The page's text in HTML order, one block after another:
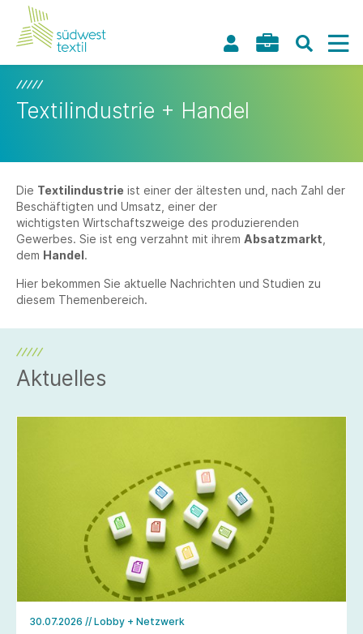
Textilindustrie + Handel
Die Textilindustrie ist einer der ältesten und, nach Zahl der
Beschäftigten und Umsatz, einer der
wichtigsten Wirtschaftszweige des produzierenden
Gewerbes. Sie ist eng verzahnt mit ihrem Absatzmarkt
dem Handel.
Hier bekommen Sie aktuelle Nachrichten und Studien zu
diesem Themenbereich.
Aktuelles
30.07.2026 // Lobby + Netzwerk